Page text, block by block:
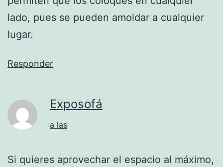
lado, pues se pueden amoldar a cualquier
lugar.
Responder
Exposofá
a las
Si quieres aprovechar el espacio al máximo,